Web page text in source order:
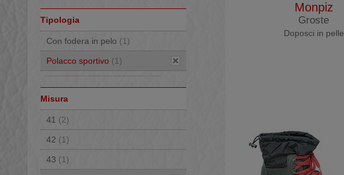
Tipologia
Con fodera in pelo (1)
Polacco sportivo (1)
Misura
41 (2)
42 (1)
43 (1)
Monpiz
Groste
Doposci in pelle